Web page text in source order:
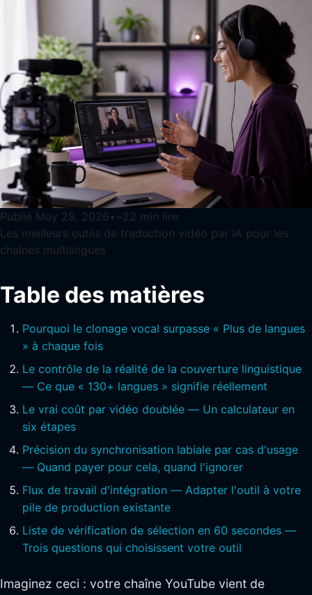
Publié May 28, 2026• ~22 min lire
Les meilleurs outils de traduction vidéo par IA pour les
chaînes multilingues
Table des matières
Pourquoi le clonage vocal surpasse « Plus de langues
» à chaque fois
Le contrôle de la réalité de la couverture linguistique
— Ce que « 130+ langues » signifie réellement
Le vrai coût par vidéo doublée — Un calculateur en
six étapes
Précision du synchronisation labiale par cas d'usage
— Quand payer pour cela, quand l'ignorer
Flux de travail d'intégration — Adapter l'outil à votre
pile de production existante
Liste de vérification de sélection en 60 secondes —
Trois questions qui choisissent votre outil
Imaginez ceci : votre chaîne YouTube vient de